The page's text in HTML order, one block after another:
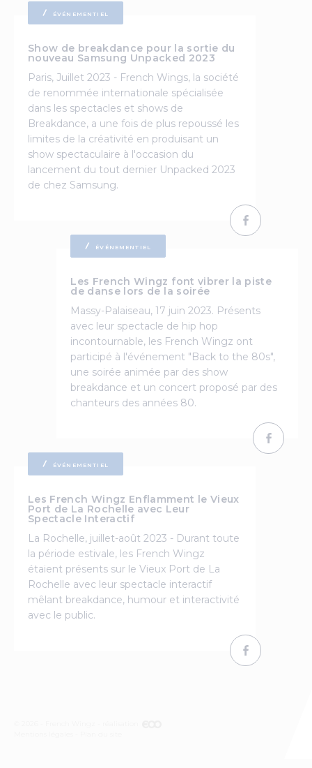
ÉVÉNEMENTIEL
Show de breakdance pour la sortie du
nouveau Samsung Unpacked 2023
Paris, Juillet 2023 - French Wings, la société
de renommée internationale spécialisée
dans les spectacles et shows de
Breakdance, a une fois de plus repoussé les
limites de la créativité en produisant un
show spectaculaire à l'occasion du
lancement du tout dernier Unpacked 2023
de chez Samsung.
ÉVÉNEMENTIEL
Les French Wingz font vibrer la piste
de danse lors de la soirée
Massy-Palaiseau, 17 juin 2023. Présents
avec leur spectacle de hip hop
incontournable, les French Wingz ont
participé à l'événement "Back to the 80s",
une soirée animée par des show
breakdance et un concert proposé par des
chanteurs des années 80.
ÉVÉNEMENTIEL
Les French Wingz Enflamment le Vieux
Port de La Rochelle avec Leur
Spectacle Interactif
La Rochelle, juillet-août 2023 - Durant toute
la période estivale, les French Wingz
étaient présents sur le Vieux Port de La
Rochelle avec leur spectacle interactif
mêlant breakdance, humour et interactivité
avec le public.